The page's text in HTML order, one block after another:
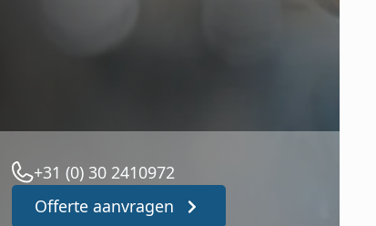
+31 (0) 30 2410972
Offerte aanvragen